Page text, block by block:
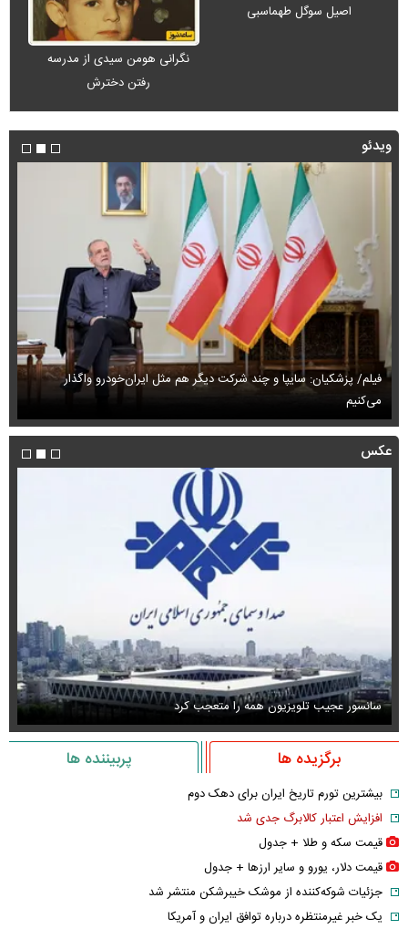
اصیل سوگل طهماسبی
نگرانی هومن سیدی از مدرسه
رفتن دخترش
ویدئو
فیلم/ پزشکیان: سایپا و چند شرکت دیگر هم مثل ایران‌خودرو واگذار
می‌کنیم
عکس
سانسور عجیب تلویزیون همه را متعجب کرد
برگزیده ها پربیننده ها
بیشترین تورم تاریخ ایران برای دهک دوم
افزایش اعتبار کالابرگ جدی شد
قیمت سکه و طلا + جدول
قیمت دلار، یورو و سایر ارز‌ها + جدول
جزئیات شوکه‌کننده از موشک خیبرشکن منتشر شد
یک خبر غیرمنتظره درباره توافق ایران و آمریکا